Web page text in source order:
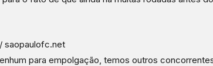
saopaulofc.net
para empolgação, temos outros